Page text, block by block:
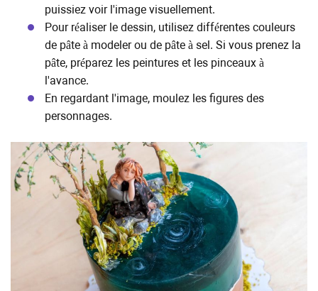
puissiez voir l'image visuellement.
Pour réaliser le dessin, utilisez différentes couleurs
de pâte à modeler ou de pâte à sel. Si vous prenez la
pâte, préparez les peintures et les pinceaux à
l'avance.
En regardant l'image, moulez les figures des
personnages.